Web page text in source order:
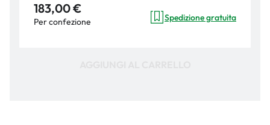
183,00 €
Per confezione Spedizione gratuita